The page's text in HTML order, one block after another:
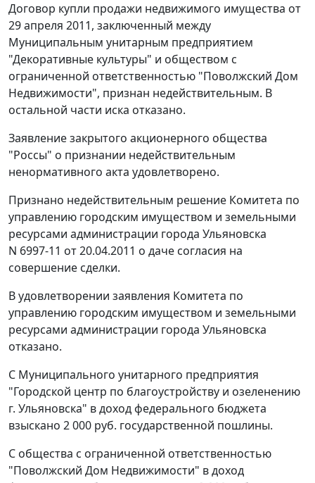
Договор купли продажи недвижимого имущества от
29 апреля 2011, заключенный между
Муниципальным унитарным предприятием
"Декоративные культуры" и обществом с
ограниченной ответственностью "Поволжский Дом
Недвижимости", признан недействительным. В
остальной части иска отказано.
Заявление закрытого акционерного общества
"Россы" о признании недействительным
ненормативного акта удовлетворено.
Признано недействительным решение Комитета по
управлению городским имуществом и земельными
ресурсами администрации города Ульяновска
N 6997-11 от 20.04.2011 о даче согласия на
совершение сделки.
В удовлетворении заявления Комитета по
управлению городским имуществом и земельными
ресурсами администрации города Ульяновска
отказано.
С Муниципального унитарного предприятия
"Городской центр по благоустройству и озеленению
г. Ульяновска" в доход федерального бюджета
взыскано 2 000 руб. государственной пошлины.
С общества с ограниченной ответственностью
"Поволжский Дом Недвижимости" в доход